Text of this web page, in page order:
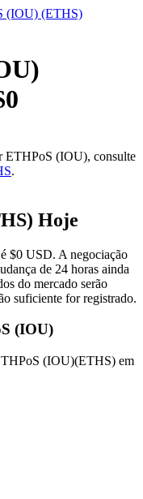
(IOU) (ETHS)
0
ETHPoS (IOU), consulte
.
Hoje
$0 USD. A negociação
de 24 horas ainda
do mercado serão
suficiente for registrado.
(IOU)
(IOU)(ETHS) em